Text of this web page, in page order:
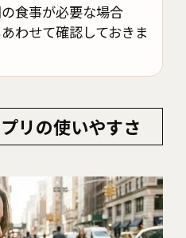
食事が必要な場合
わせて確認しておきま
リの使いやすさ